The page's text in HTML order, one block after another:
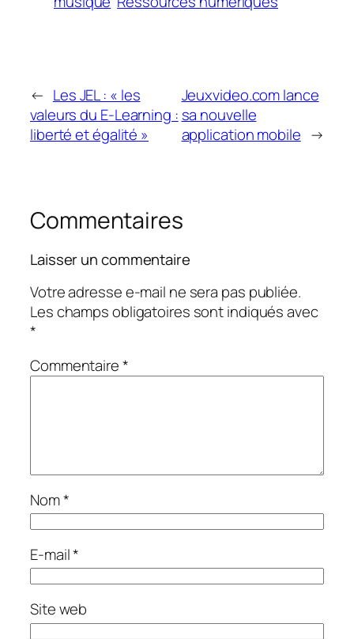
← Les JEL : « les
valeurs du E-Learning :
liberté et égalité »
Jeuxvideo.com lance
sa nouvelle
application mobile →
Commentaires
Laisser un commentaire
Votre adresse e-mail ne sera pas publiée.
Les champs obligatoires sont indiqués avec
*
Commentaire*
Nom*
E-mail*
Site web